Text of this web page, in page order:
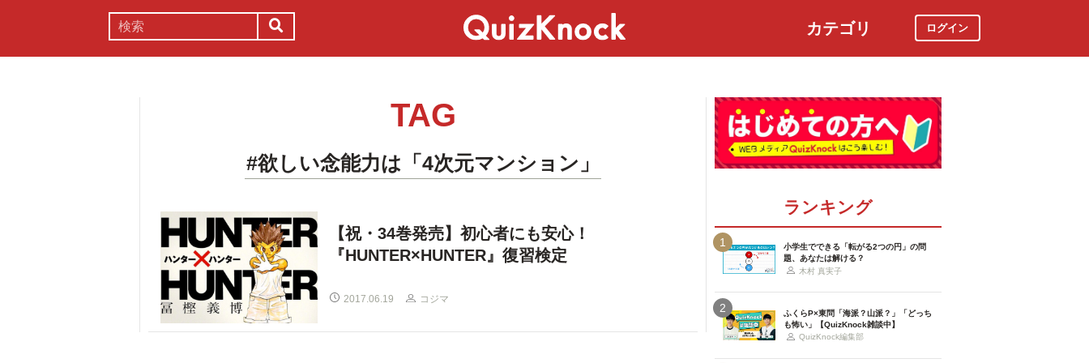
カテゴリ ログイン
TAG
#欲しい念能力は「4次元マンション」
【祝・34巻発売】初心者にも安心！
『HUNTER×HUNTER』復習検定
2017.06.19 コジマ
ランキング
1
小学生でできる「転がる2つの円」の問
題、あなたは解ける？
木村 真実子
2
ふくらP×東問「海派？山派？」「どっち
も怖い」【QuizKnock雑談中】
QuizKnock編集部